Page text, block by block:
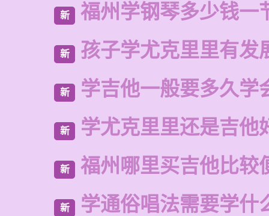
新 福州学钢琴多少钱一
新 孩子学尤克里里有发
新 学吉他一般要多久学
新 学尤克里里还是吉他
新 福州哪里买吉他比较
新 学通俗唱法需要学什